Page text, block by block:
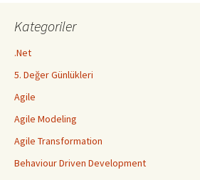
Kategoriler
.Net
5. Değer Günlükleri
Agile
Agile Modeling
Agile Transformation
Behaviour Driven Development